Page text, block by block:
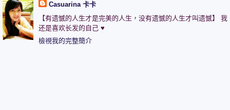
Casuarina 卡卡
【有遗憾的人生才是完美的人生，没有遗憾的人生才叫遗憾】 我
还是喜欢长发的自己 ♥
檢視我的完整簡介